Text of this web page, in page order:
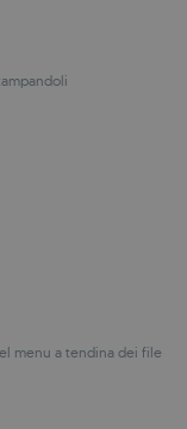
menu a tendina dei file